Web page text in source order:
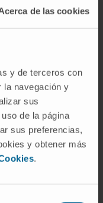
de las cookies
y de terceros con
la navegación y
sus
de la página
sus preferencias,
y obtener más
.
y pasiva
que
la
frente a
al carácter
forma activa,